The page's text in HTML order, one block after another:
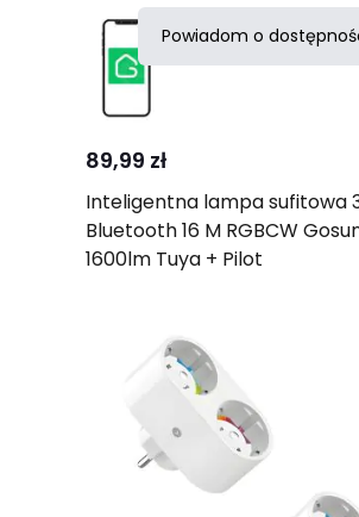
Powiadom o
89,99 zł
Inteligentna lampa sufitowa
Bluetooth 16 M RGBCW
1600lm Tuya + Pilot